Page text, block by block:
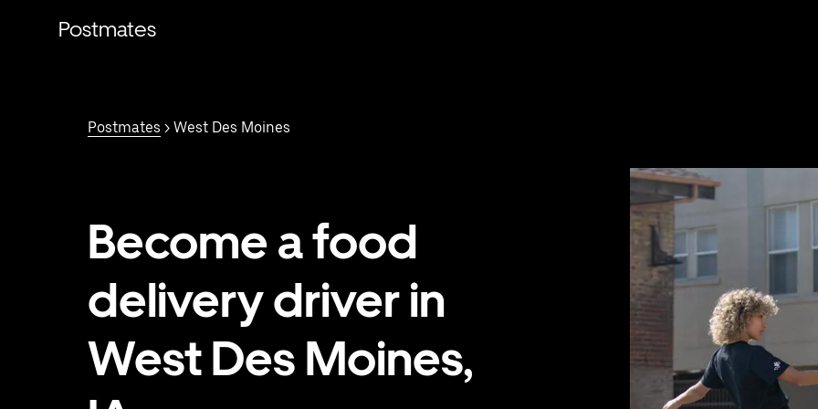
contenidoPostmates
Postmates > West Des Moines
Become a food
delivery driver in
West Des Moines,